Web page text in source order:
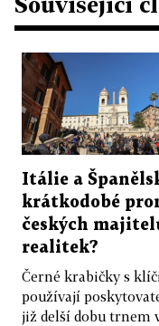
Itálie a
krátkodobé
českých
realitek?
Černé krabičky s
používají
již delší dobu trnem